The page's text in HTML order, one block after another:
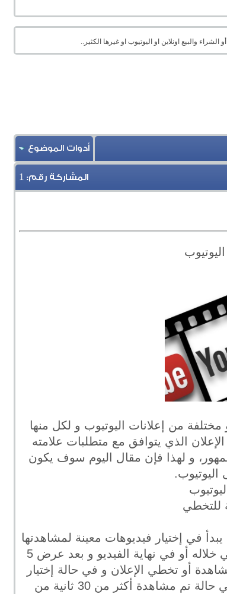
والبيع اونلاين او اليوتيوب او غيرها الكثير..
أدوات الموضوع
المشاركة رقم: 1
من إعلانات اليوتيوب و لكل منها
الذي يتوافق مع متطلبات علامته
و لهذا فإن مقال اليوم سوف يكون
اليوتيوب.
في إختيار فيديوهات معينة لمشاهدتها
ثم يبدأ هذا الإعلان في الظهور سواء في بداية الفيديو أو في خلاله أو في نهاية الفيديو و بعد عرض 5
أو تخطي الإعلان و في حالة إختيار
إتمام المشاهدة يقوم صاحب الإعلان بدفع قيمة الإعلان في حالة تم مشاهدة أكثر من 30 ثانية من